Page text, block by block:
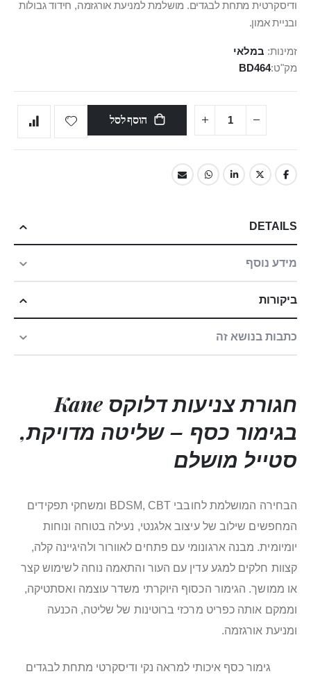
ודיסקרטית מתחת לבגדים. מושלמת למניעת אורגזמה, חידוד גבולות
ובניית אמון.
זמינות: במלאי
מק"ט BD464
הוסף לסל
DETAILS
מידע נוסף
ביקורות
כתבות בנושא זה
חגורת צניעות דלוקס Kane
בגימור כסף – שליטה מדויקת,
סטייל מושלם
הבחירה המושלמת לחובבי BDSM, CBT ומשחקי תפקידים
המחפשים שילוב של עיצוב אלגנטי, נעילה בטוחה ונוחות
יומיומית. מבנה ארגונומי עם פתחים לאוורור ולהיגיינה קלה,
קצוות חלקים למגע עדין עם העור והתאמה נוחה לשימוש קצר
או ממושך. הגימור הכסוף היוקרתי משדר עוצמה ואסתטיקה,
וממקם אותה כפריט מרכזי ברוטינות של שליטה, הכנעה
ומניעת אורגזמה.
גימור כסף איכותי למראה נקי ודיסקרטי מתחת לבגדים